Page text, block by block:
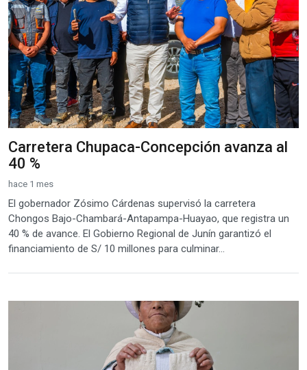
Carretera Chupaca-Concepción avanza al
40 %
hace 1 mes
El gobernador Zósimo Cárdenas supervisó la carretera
Chongos Bajo-Chambará-Antapampa-Huayao, que registra un
40 % de avance. El Gobierno Regional de Junín garantizó el
financiamiento de S/ 10 millones para culminar...